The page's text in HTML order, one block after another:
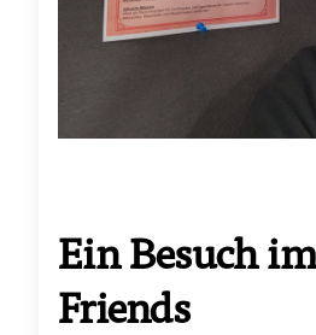
Ein Besuch
Friends